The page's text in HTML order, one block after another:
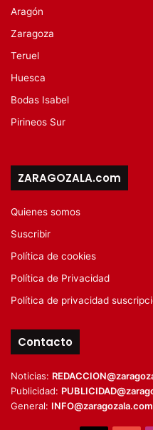
Aragón
Zaragoza
Teruel
Huesca
Bodas Isabel
Pirineos Sur
ZARAGOZALA.com
Quienes somos
Suscribir
Política de cookies
Política de Privacidad
Política de privacidad
Contacto
Noticias:
Publicidad:
General: INFO@zaragozala.com